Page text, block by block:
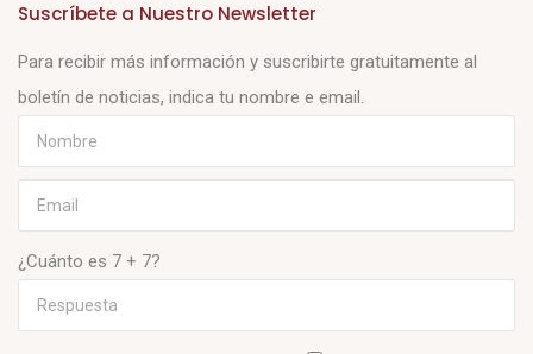
Suscríbete a Nuestro Newsletter
Para recibir más información y suscribirte gratuitamente al
boletín de noticias, indica tu nombre e email.
¿Cuánto es 7 + 7?